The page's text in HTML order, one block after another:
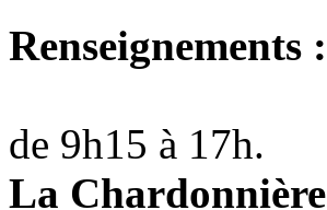
Renseignements :
de 9h15 à 17h.
La Chardonnière